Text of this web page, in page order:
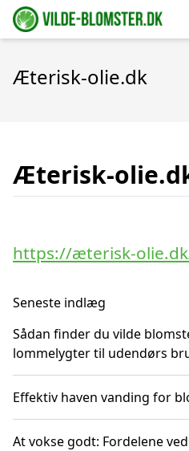
Æterisk-olie.dk
Æterisk-
https://æterisk-
Seneste indlæg
Sådan finder du vilde
lommelygter til udendørs
Effektiv haven vanding for
At vokse godt: Fordelene